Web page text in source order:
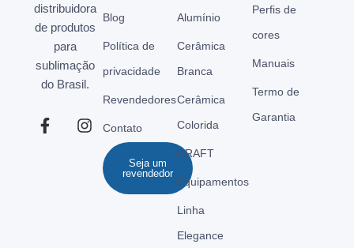
distribuidora
de produtos
para
sublimação
do Brasil.
Blog
Política de
privacidade
Revendedores
Contato
Seja um
revendedor
Alumínio
Cerâmica
Branca
Cerâmica
Colorida
CRAFT
Equipamentos
Linha
Elegance
Perfis de
cores
Manuais
Termo de
Garantia